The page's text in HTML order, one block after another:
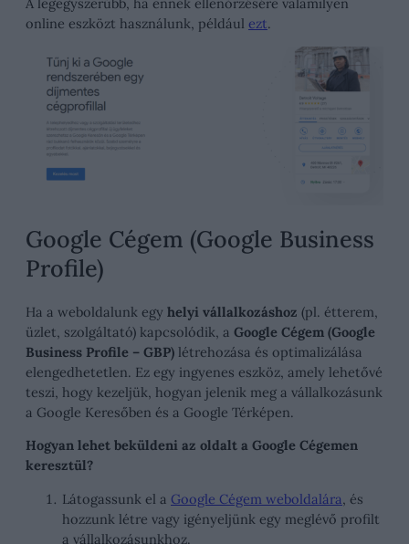
online eszközt használunk, például ezt .
Google Cégem (Google Business
Profile)
Ha a weboldalunk egy helyi vállalkozáshoz (pl. étterem,
üzlet, szolgáltató) kapcsolódik, a Google Cégem (Google
Business Profile – GBP) létrehozása és optimalizálása
elengedhetetlen. Ez egy ingyenes eszköz, amely lehetővé
teszi, hogy kezeljük, hogyan jelenik meg a vállalkozásunk
a Google Keresőben és a Google Térképen.
Hogyan lehet beküldeni az oldalt a Google Cégemen
keresztül?
Látogassunk el a Google Cégem weboldalára , és
hozzunk létre vagy igényeljünk egy meglévő profilt
a vállalkozásunkhoz.